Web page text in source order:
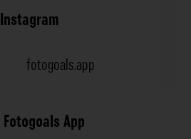
Instagram
fotogoals.app
Fotogoals App